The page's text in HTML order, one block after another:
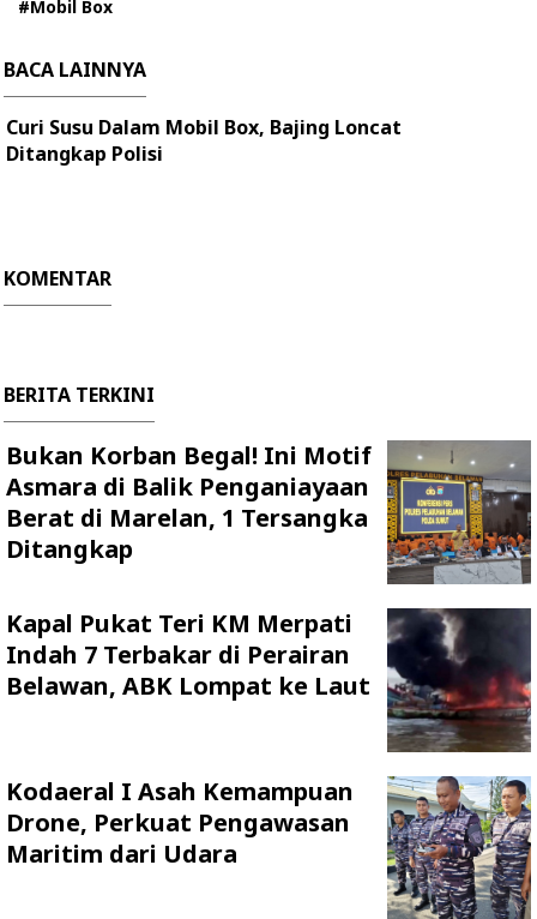
#Mobil Box
BACA LAINNYA
Curi Susu Dalam Mobil Box, Bajing Loncat
Ditangkap Polisi
KOMENTAR
BERITA TERKINI
Bukan Korban Begal! Ini Motif
Asmara di Balik Penganiayaan
Berat di Marelan, 1 Tersangka
Ditangkap
Kapal Pukat Teri KM Merpati
Indah 7 Terbakar di Perairan
Belawan, ABK Lompat ke Laut
Kodaeral I Asah Kemampuan
Drone, Perkuat Pengawasan
Maritim dari Udara